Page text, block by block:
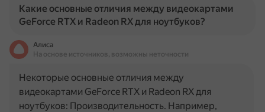
Какие основные отличия между видеокартами
GeForce RTX и Radeon RX для ноутбуков?
Алиса
На основе источников, возможны неточности
Некоторые основные отличия между
видеокартами GeForce RTX и Radeon RX для
ноутбуков: Производительность. Например,